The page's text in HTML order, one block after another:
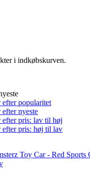
i indkøbskurven.
efter popularitet
efter nyeste
efter pris: lav til høj
efter pris: høj til lav